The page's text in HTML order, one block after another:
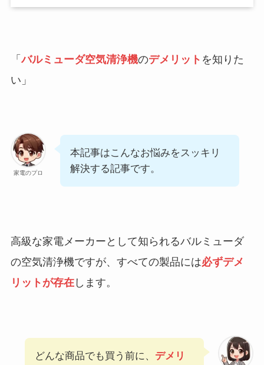
「バルミューダ空気清浄機のデメリット を知りた
い」
家電のプロ
本記事はこんなお悩みをスッキリ
解決する記事です。
高級な家電メーカーとして知られるバルミューダ
の空気清浄機ですが、すべての製品には必ずデメ
リットが存在します。
どんな商品でも買う前に、 デメリ